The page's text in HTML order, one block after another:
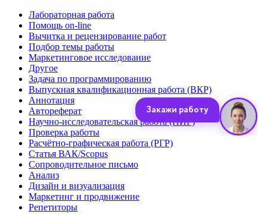
Лабораторная работа
Помощь on-line
Вычитка и рецензирование работ
Подбор темы работы
Маркетинговое исследование
Другое
Задача по программированию
Выпускная квалификационная работа (ВКР)
Аннотация
Автореферат
Научно-исследовательская работа (НИР)
Проверка работы
Расчётно-графическая работа (РГР)
Статья ВАК/Scopus
Сопроводительное письмо
Анализ
Дизайн и визуализация
Маркетинг и продвижение
Репетиторы